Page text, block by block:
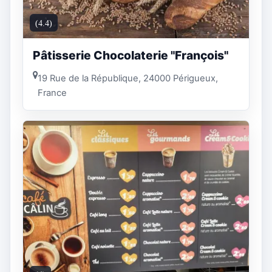
(4.4)
Pâtisserie Chocolaterie "François"
19 Rue de la République, 24000 Périgueux,
France